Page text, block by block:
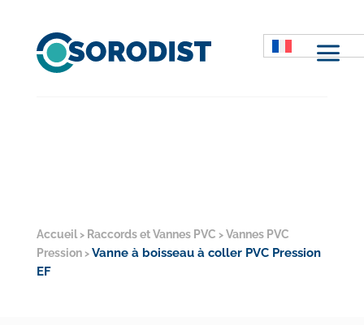
M
Accueil> Raccords et Vannes PVC > Vannes PVC
Pression> Vanne à boisseau à coller PVC Pression
EF